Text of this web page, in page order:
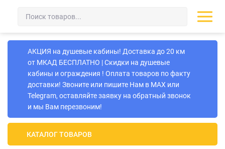
АКЦИЯ на душевые кабины! Доставка до 20 км
от МКАД БЕСПЛАТНО | Скидки на душевые
кабины и ограждения ! Оплата товаров по факту
доставки! Звоните или пишите Нам в MAX или
Telegram, оставляйте заявку на обратный звонок
и мы Вам перезвоним!
КАТАЛОГ ТОВАРОВ